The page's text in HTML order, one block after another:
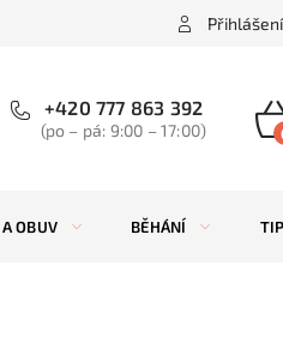
Přihlášení
+420 777 863 392
(po – pá: 9:00 – 17:00)
OBUV BĚHÁNÍ